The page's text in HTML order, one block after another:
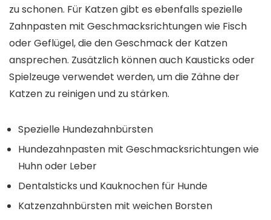
zu schonen. Für Katzen gibt es ebenfalls spezielle
Zahnpasten mit Geschmacksrichtungen wie Fisch
oder Geflügel, die den Geschmack der Katzen
ansprechen. Zusätzlich können auch Kausticks oder
Spielzeuge verwendet werden, um die Zähne der
Katzen zu reinigen und zu stärken.
Spezielle Hundezahnbürsten
Hundezahnpasten mit Geschmacksrichtungen wie
Huhn oder Leber
Dentalsticks und Kauknochen für Hunde
Katzenzahnbürsten mit weichen Borsten